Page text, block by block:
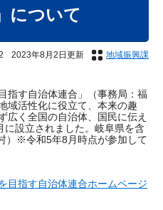
について
2023年8月2日更新 地域振興課
指す自治体連合」（事務局：福
域活性化に役立て、本来の趣
広く全国の自治体、国民に伝え
設立されました。岐阜県を含
）※令和5年8月時点が参加して
目指す自治体連合ホームページ